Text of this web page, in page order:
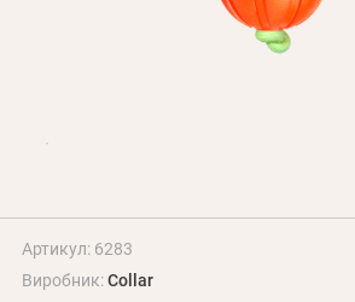
Про Нас
Оптовим клієнтам
Артикул: 6283
Виробник:Collar